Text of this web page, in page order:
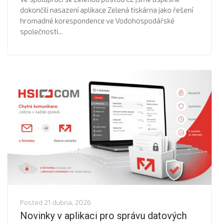
dokončili nasazení aplikace Zelená tiskárna jako řešení
hromadné korespondence ve Vodohospodářské
společnosti...
Posted 21 dubna, 2026
Novinky v aplikaci pro správu datových